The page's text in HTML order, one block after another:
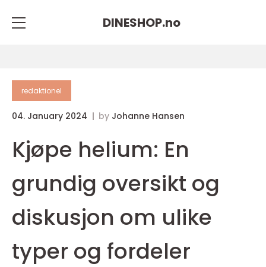
DINESHOP.no
redaktionel
04. January 2024 by Johanne Hansen
Kjøpe helium: En
grundig oversikt og
diskusjon om ulike
typer og fordeler